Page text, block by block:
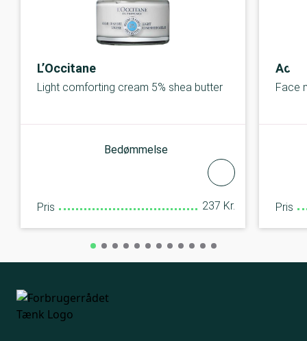
L’Occitane
Light comforting cream 5% shea butter
Bedømmelse
Pris 237 Kr.
Aco
Face
Pris